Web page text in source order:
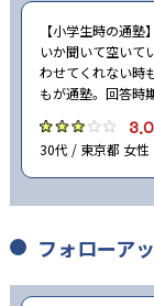
【小学生時の通
いか聞いて空いて
わせてくれない時
もが通塾。回答時
3.0
30代 / 東京都 女性
フォローア